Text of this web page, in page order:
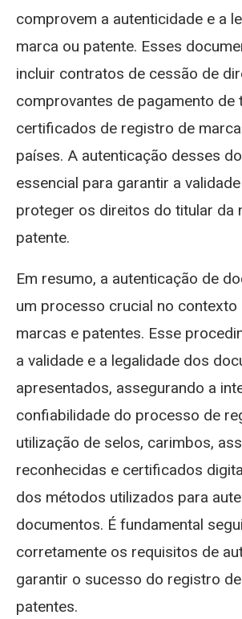
comprovem a autenticidade e a
marca ou patente. Esses
incluir contratos de cessão de
comprovantes de pagamento de
certificados de registro de
países. A autenticação desses
essencial para garantir a
proteger os direitos do titular da
patente.
Em resumo, a autenticação de
um processo crucial no
marcas e patentes. Esse
a validade e a legalidade dos
apresentados, assegurando a
confiabilidade do processo de
utilização de selos, carimbos,
reconhecidas e certificados
dos métodos utilizados para
documentos. É fundamental
corretamente os requisitos de
garantir o sucesso do registro
patentes.